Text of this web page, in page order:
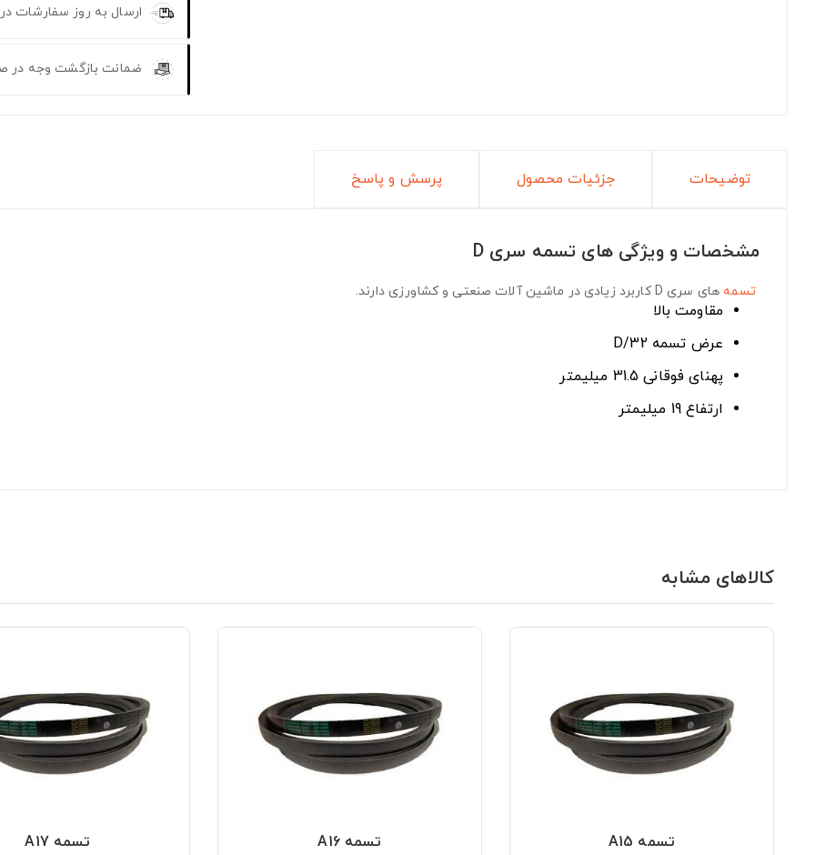
ارسال به روز سفارشات
ضمانت بازگشت وجه در
توضیحات جزئیات محصول پرسش و پاسخ
مشخصات و ویژگی های تسمه سری D
تسمه های سری D کاربرد زیادی در ماشین آلات صنعتی و کشاورزی دارند.
مقاومت بالا
عرض تسمه D/32
پهنای فوقانی 31.5 میلیمتر
ارتفاع 19 میلیمتر
کالاهای مشابه
تسمه A15 تسمه A16 تسمه A17